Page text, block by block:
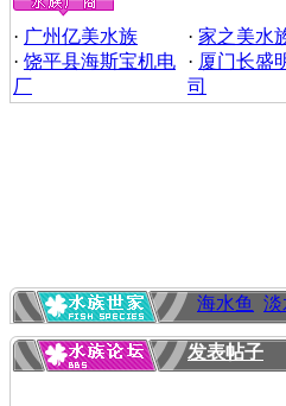
· 广州亿美水族 · 家之美水
· 饶平县海斯宝机电
厂
· 厦门长盛
司
海水鱼 淡
发表帖子